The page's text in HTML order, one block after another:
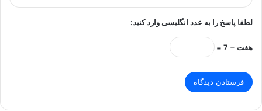
لطفا پاسخ را به عدد انگلیسی وارد کنید:
هفت − 7 =